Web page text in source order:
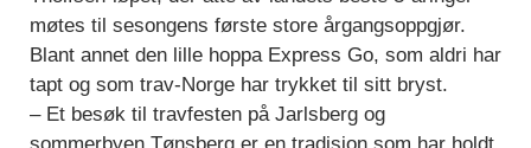
møtes til sesongens første store årgangsoppgjør.
Blant annet den lille hoppa Express Go, som aldri har
tapt og som trav-Norge har trykket til sitt bryst.
– Et besøk til travfesten på Jarlsberg og